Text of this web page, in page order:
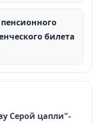
билета
Серой цапли"-